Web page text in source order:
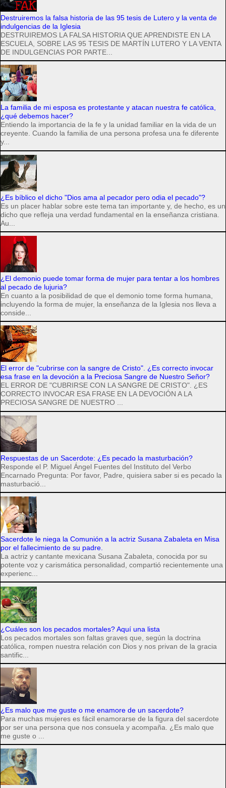
Destruiremos la falsa historia de las 95 tesis de Lutero y la venta de
indulgencias de la Iglesia
DESTRUIREMOS LA FALSA HISTORIA QUE APRENDISTE EN LA
ESCUELA, SOBRE LAS 95 TESIS DE MARTÍN LUTERO Y LA VENTA
DE INDULGENCIAS POR PARTE...
La familia de mi esposa es protestante y atacan nuestra fe católica,
¿qué debemos hacer?
Entiendo la importancia de la fe y la unidad familiar en la vida de un
creyente. Cuando la familia de una persona profesa una fe diferente
y...
¿Es bíblico el dicho "Dios ama al pecador pero odia el pecado"?
Es un placer hablar sobre este tema tan importante y, de hecho, es un
dicho que refleja una verdad fundamental en la enseñanza cristiana.
Au...
¿El demonio puede tomar forma de mujer para tentar a los hombres
al pecado de lujuria?
En cuanto a la posibilidad de que el demonio tome forma humana,
incluyendo la forma de mujer, la enseñanza de la Iglesia nos lleva a
conside...
El error de "cubrirse con la sangre de Cristo". ¿Es correcto invocar
esa frase en la devoción a la Preciosa Sangre de Nuestro Señor?
EL ERROR DE "CUBRIRSE CON LA SANGRE DE CRISTO". ¿ES
CORRECTO INVOCAR ESA FRASE EN LA DEVOCIÓN A LA
PRECIOSA SANGRE DE NUESTRO ...
Respuestas de un Sacerdote: ¿Es pecado la masturbación?
Responde el P. Miguel Ángel Fuentes del Instituto del Verbo
Encarnado Pregunta: Por favor, Padre, quisiera saber si es pecado la
masturbació...
Sacerdote le niega la Comunión a la actriz Susana Zabaleta en Misa
por el fallecimiento de su padre.
La actriz y cantante mexicana Susana Zabaleta, conocida por su
potente voz y carismática personalidad, compartió recientemente una
experienc...
¿Cuáles son los pecados mortales? Aquí una lista
Los pecados mortales son faltas graves que, según la doctrina
católica, rompen nuestra relación con Dios y nos privan de la gracia
santific...
¿Es malo que me guste o me enamore de un sacerdote?
Para muchas mujeres es fácil enamorarse de la figura del sacerdote
por ser una persona que nos consuela y acompaña. ¿Es malo que
me guste o ...